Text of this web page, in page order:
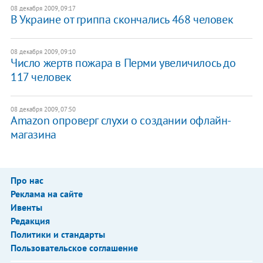
08 декабря 2009, 09:17
В Украине от гриппа скончались 468 человек
08 декабря 2009, 09:10
Число жертв пожара в Перми увеличилось до
117 человек
08 декабря 2009, 07:50
Amazon опроверг слухи о создании офлайн-
магазина
Про нас
Реклама на сайте
Ивенты
Редакция
Политики и стандарты
Пользовательское соглашение